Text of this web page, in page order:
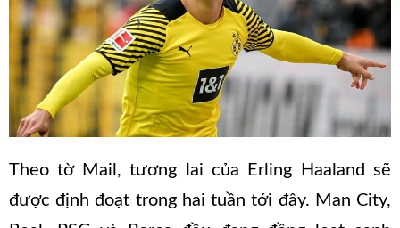
Theo tờ Mail, tương lai của Erling Haaland sẽ
được định đoạt trong hai tuần tới đây. Man City,